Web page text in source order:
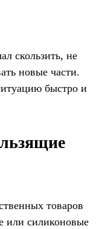
скользить, не
новые части.
быстро и
товаров
или силиконовые